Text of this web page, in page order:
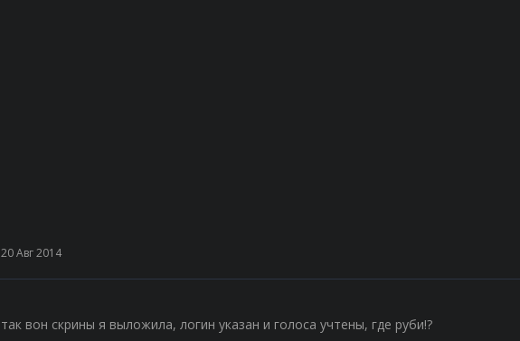
20 Авг 2014
так вон скрины я выложила, логин указан и голоса учтены, где руби!?